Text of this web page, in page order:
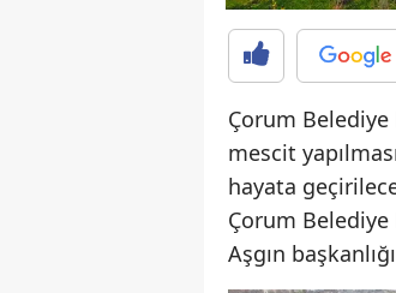
Çorum Belediye
mescit
hayata
Çorum Belediye
Aşgın